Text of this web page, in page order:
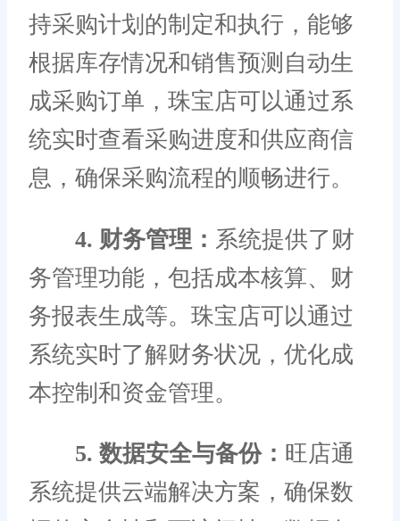
持采购计划的制定和执行，能够
根据库存情况和销售预测自动生
成采购订单，珠宝店可以通过系
统实时查看采购进度和供应商信
息，确保采购流程的顺畅进行。
4. 财务管理： 系统提供了财
务管理功能，包括成本核算、财
务报表生成等。珠宝店可以通过
系统实时了解财务状况，优化成
本控制和资金管理。
5. 数据安全与备份： 旺店通
系统提供云端解决方案，确保数